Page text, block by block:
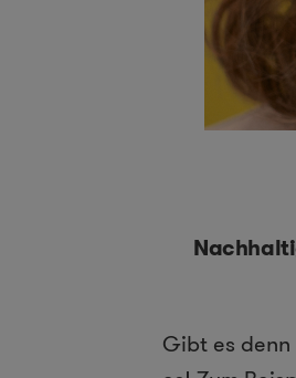
Gibt es